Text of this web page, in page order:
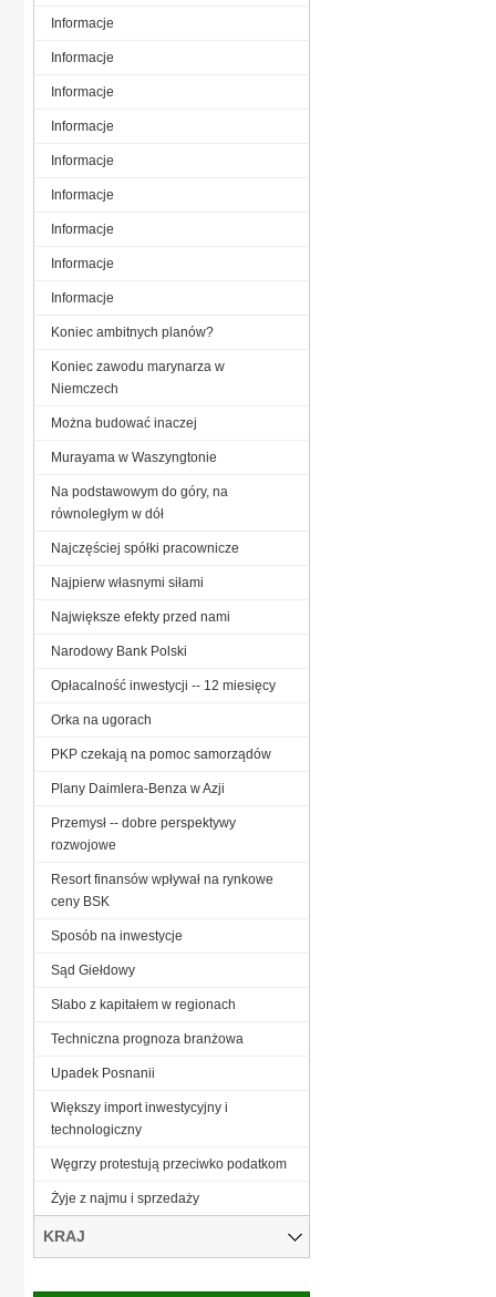
Informacje
Informacje
Informacje
Informacje
Informacje
Informacje
Informacje
Informacje
Informacje
Koniec ambitnych planów?
Koniec zawodu marynarza w
Niemczech
Można budować inaczej
Murayama w Waszyngtonie
Na podstawowym do góry, na
równoległym w dół
Najczęściej spółki pracownicze
Najpierw własnymi siłami
Największe efekty przed nami
Narodowy Bank Polski
Opłacalność inwestycji -- 12 miesięcy
Orka na ugorach
PKP czekają na pomoc samorządów
Plany Daimlera-Benza w Azji
Przemysł -- dobre perspektywy
rozwojowe
Resort finansów wpływał na rynkowe
ceny BSK
Sposób na inwestycje
Sąd Giełdowy
Słabo z kapitałem w regionach
Techniczna prognoza branżowa
Upadek Posnanii
Większy import inwestycyjny i
technologiczny
Węgrzy protestują przeciwko podatkom
Żyje z najmu i sprzedaży
KRAJ